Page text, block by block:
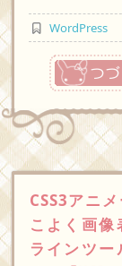
WordPress
CSS3アニ
こよく画像
ラインツー